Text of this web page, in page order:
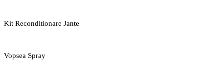
Kit Reconditionare Jante
Vopsea Spray